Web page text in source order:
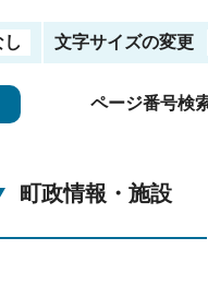
文字サイズの変更
ページ番号検
町政情報・施設